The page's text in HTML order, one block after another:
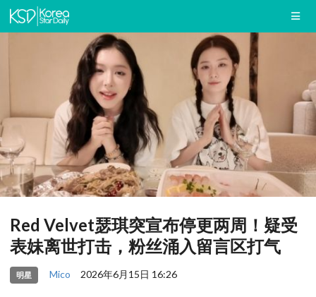
Red Velvet瑟琪突宣布停更两周！疑受
表妹离世打击，粉丝涌入留言区打气
明星 Mico 2026年6月15日 16:26